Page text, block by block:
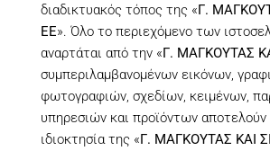
διαδικτυακός τόπος της «Γ.
ΕΕ». Όλο το περιεχόμενο των
αναρτάται από την «Γ. ΜΑΓΚΟΥΤΑΣ
συμπεριλαμβανομένων εικόνων,
φωτογραφιών, σχεδίων, κειμένων,
υπηρεσιών και προϊόντων αποτελούν
ιδιοκτησία της «Γ. ΜΑΓΚΟΥΤΑΣ ΚΑΙ